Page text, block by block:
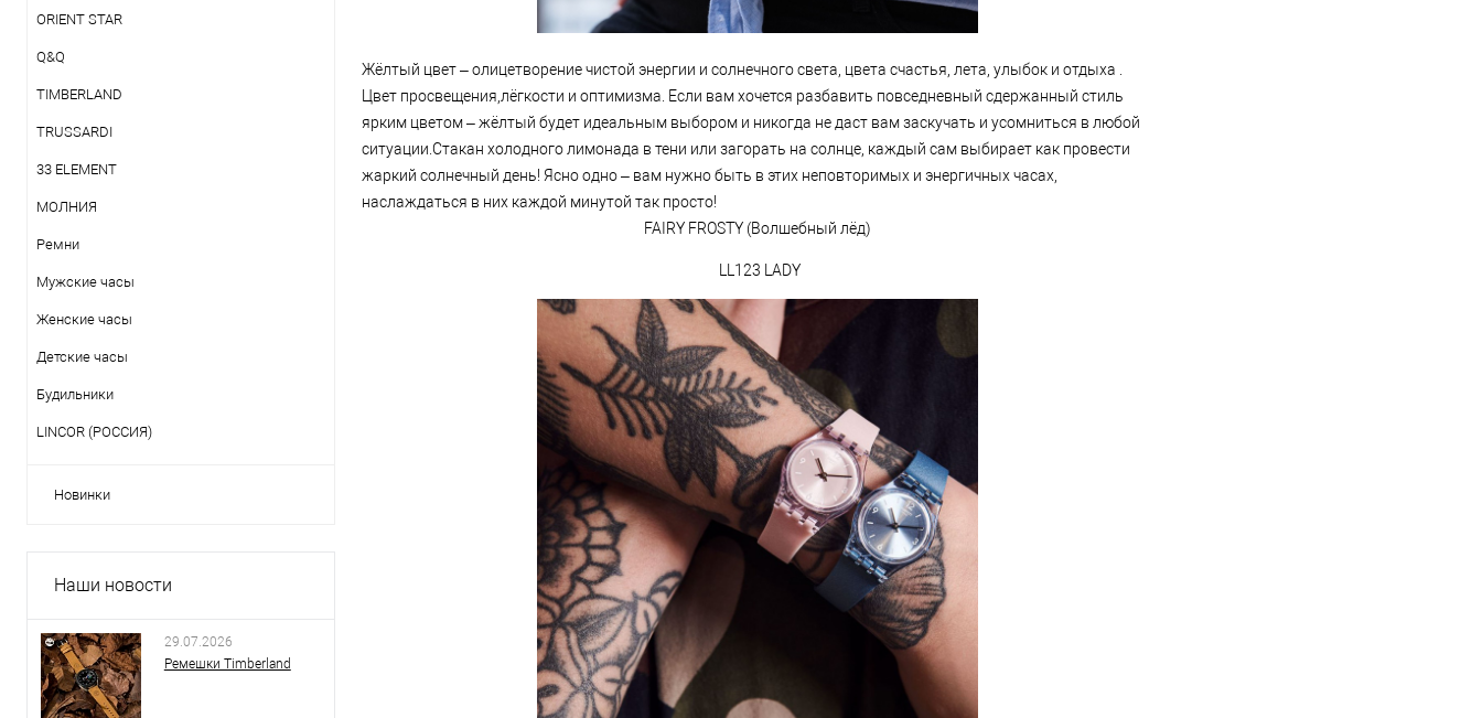
ORIENT STAR
Q&Q
TIMBERLAND
TRUSSARDI
33 ELEMENT
МОЛНИЯ
Ремни
Мужские часы
Женские часы
Детские часы
Будильники
LINCOR (РОССИЯ)
Новинки
Наши новости
29.07.2026
Ремешки Timberland
Жёлтый цвет – олицетворение чистой энергии и солнечного света, цвета счастья, лета, улыбок и отдыха .
Цвет просвещения,лёгкости и оптимизма. Если вам хочется разбавить повседневный сдержанный стиль
ярким цветом – жёлтый будет идеальным выбором и никогда не даст вам заскучать и усомниться в любой
ситуации.Стакан холодного лимонада в тени или загорать на солнце, каждый сам выбирает как провести
жаркий солнечный день! Ясно одно – вам нужно быть в этих неповторимых и энергичных часах,
наслаждаться в них каждой минутой так просто!
FAIRY FROSTY (Волшебный лёд)
LL123 LADY